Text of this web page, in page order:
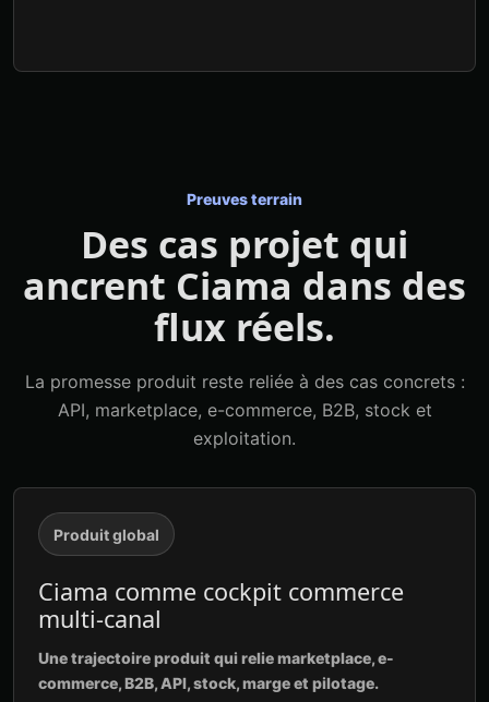
Preuves terrain
Des cas projet qui
ancrent Ciama dans des
flux réels.
La promesse produit reste reliée à des cas concrets :
API, marketplace, e-commerce, B2B, stock et
exploitation.
Produit global
Ciama comme cockpit commerce
multi-canal
Une trajectoire produit qui relie marketplace, e-
commerce, B2B, API, stock, marge et pilotage.